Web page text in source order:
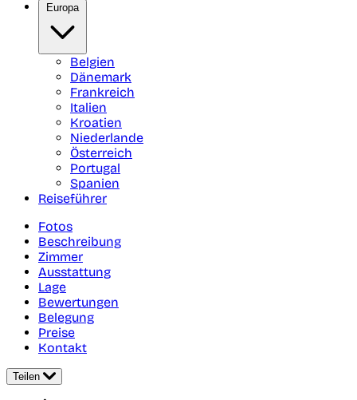
Europa
Belgien
Dänemark
Frankreich
Italien
Kroatien
Niederlande
Österreich
Portugal
Spanien
Reiseführer
Fotos
Beschreibung
Zimmer
Ausstattung
Lage
Bewertungen
Belegung
Preise
Kontakt
Teilen